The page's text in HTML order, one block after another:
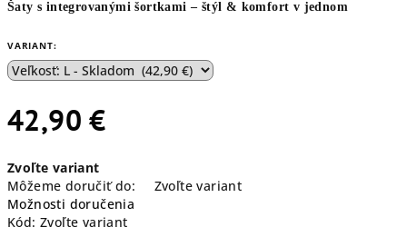
Šaty s integrovanými šortkami – štýl & komfort v jednom
VARIANT:
42,90 €
cena:
Zvoľte variant
Môžeme doručiť do:
Zvoľte variant
Možnosti doručenia
Kód: Zvoľte variant